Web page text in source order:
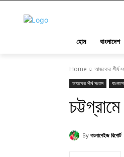
হোম বাংলাদেশ
Home আজকের শীর্ষ
আজকের শীর্ষ সংবাদ
By বাংলাপেইজ রিপোর্ট